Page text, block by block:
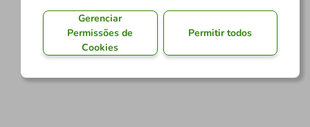
Gerenciar
Permissões de
Cookies
Permitir todos